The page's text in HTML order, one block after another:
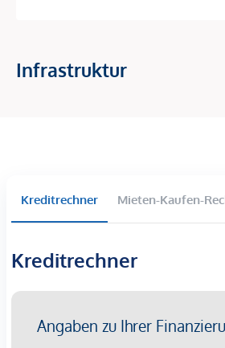
Hochnachgefragte
Wohnflächen: 39–163 m² | 2–4
Nachhaltige Gebäudetechnik:
30 komfortable Einzelstellplätze
großzügige Fahrrad- &
Infrastruktur
Kreditrechner Mieten-Kaufen-
Kreditrechner